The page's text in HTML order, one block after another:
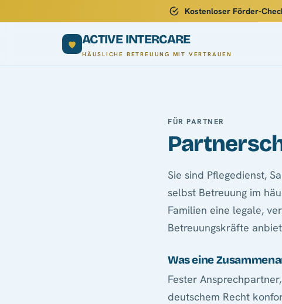
Kostenloser Förder-
ACTIVE INTERCARE
HÄUSLICHE BETREUUNG MIT VERTRAUEN
FÜR PARTNER
Sie sind Pflegedienst,
selbst Betreuung im
Familien eine legale,
Betreuungskräfte
Was eine
Fester
deutschem Recht